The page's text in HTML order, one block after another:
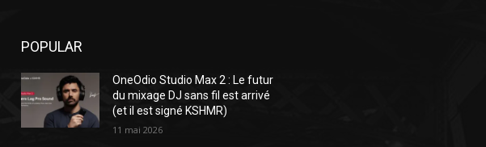
POPULAR
OneOdio Studio Max 2 : Le futur
du mixage DJ sans fil est arrivé
(et il est signé KSHMR)
11 mai 2026